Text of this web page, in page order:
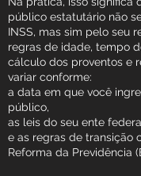
público estatutário não
INSS, mas sim pelo seu
regras de idade, tempo
cálculo dos proventos e
variar conforme:
a data em que você
público,
as leis do seu ente
e as regras de transição
Reforma da Previdência